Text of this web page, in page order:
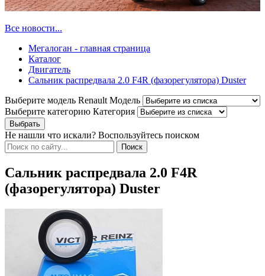
Все новости...
Мегалоган - главная страница
Каталог
Двигатель
Сальник распредвала 2.0 F4R (фазорегулятора) Duster
Выберите модель Renault Модель
Выберите категорию Категория
Не нашли что искали? Воспользуйтесь поиском
Сальник распредвала 2.0 F4R
(фазорегулятора) Duster